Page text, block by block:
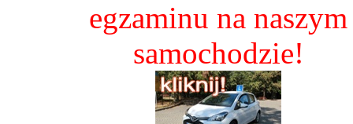
egzaminu na naszym
samochodzie!